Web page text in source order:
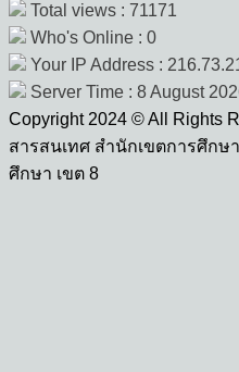
Total views : 71171
Who's Online : 0
Your IP Address :
Server Time : 8 August
Copyright 2024 © All Rights
สารสนเทศ สำนักเขตการศึก
ศึกษา เขต 8